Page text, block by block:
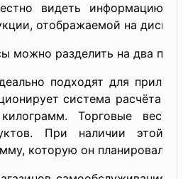
видеть информацию
отображаемой на
разделить на два
подходят для
система расчёта
Торговые весы
При наличии этой
которую он планировал